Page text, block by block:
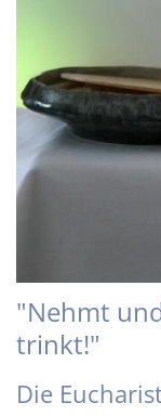
"Nehmt
trinkt!"
Die